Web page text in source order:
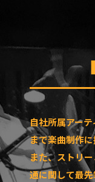
自社所属アー
まで楽曲制作
また、ストリ
通に関して最先